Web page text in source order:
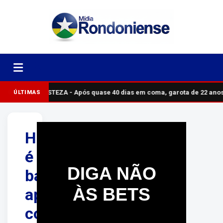
ÚLTIMASTRISTEZA - Após quase 40 dias em coma, garota de 22
Homem
é
baleado
após
confusão
DIGA NÃO
ÀS BETS